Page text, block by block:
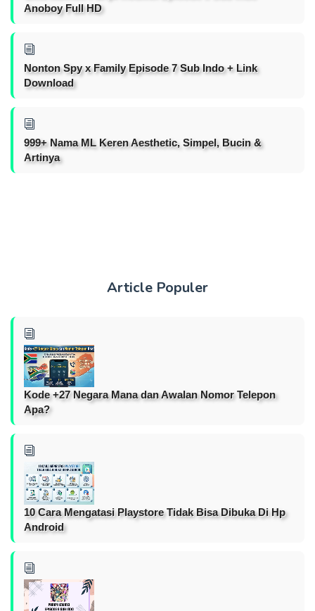
Anoboy Full HD
Nonton Spy x Family Episode 7 Sub Indo + Link
Download
999+ Nama ML Keren Aesthetic, Simpel, Bucin &
Artinya
Article Populer
Kode +27 Negara Mana dan Awalan Nomor Telepon
Apa?
10 Cara Mengatasi Playstore Tidak Bisa Dibuka Di Hp
Android